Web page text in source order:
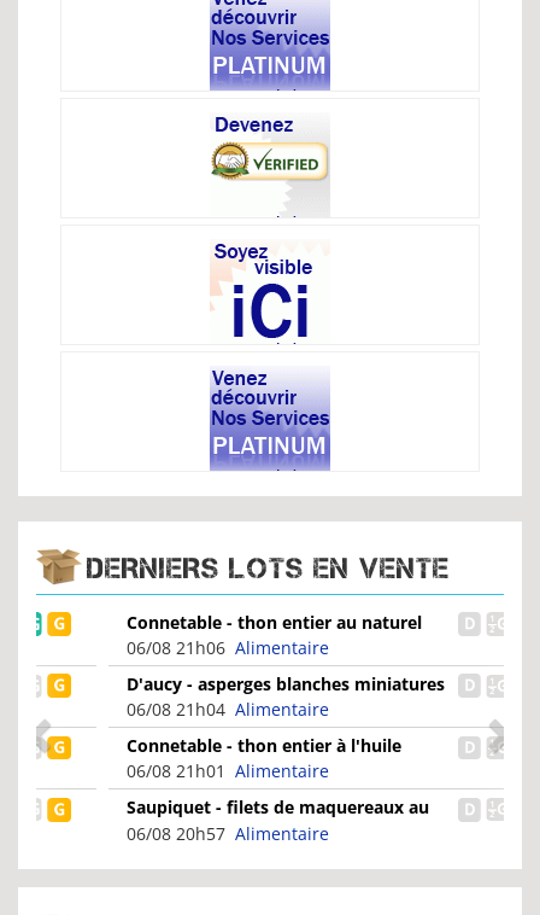
DERNIERS LOTS EN VENTE
Connetable - thon entier au naturel
100% filets
06/08 21h06 Alimentaire
D'aucy - asperges blanches miniatures
en bocal
06/08 21h04 Alimentaire
Connetable - thon entier à l'huile
d'olive vierge extra
06/08 21h01 Alimentaire
Saupiquet - filets de maquereaux au
muscadet
06/08 20h57 Alimentaire